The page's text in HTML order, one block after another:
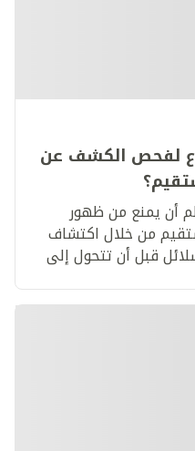
لفحص الكشف عن
أن يمنع من ظهور
من خلال اكتشاف
قبل أن تتحول إلى